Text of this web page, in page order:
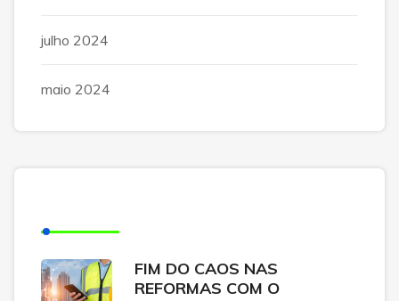
julho 2024
maio 2024
FIM DO CAOS NAS
REFORMAS COM O